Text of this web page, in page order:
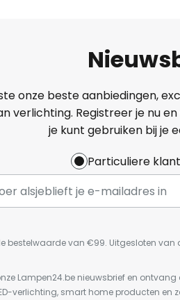
onze beste aanbiedingen,
verlichting. Registreer je nu
je kunt gebruiken bij je
Particuliere klant
bestelwaarde van €99. Uitgesloten van
Lampen24.be nieuwsbrief en
verlichting, smart home producten en